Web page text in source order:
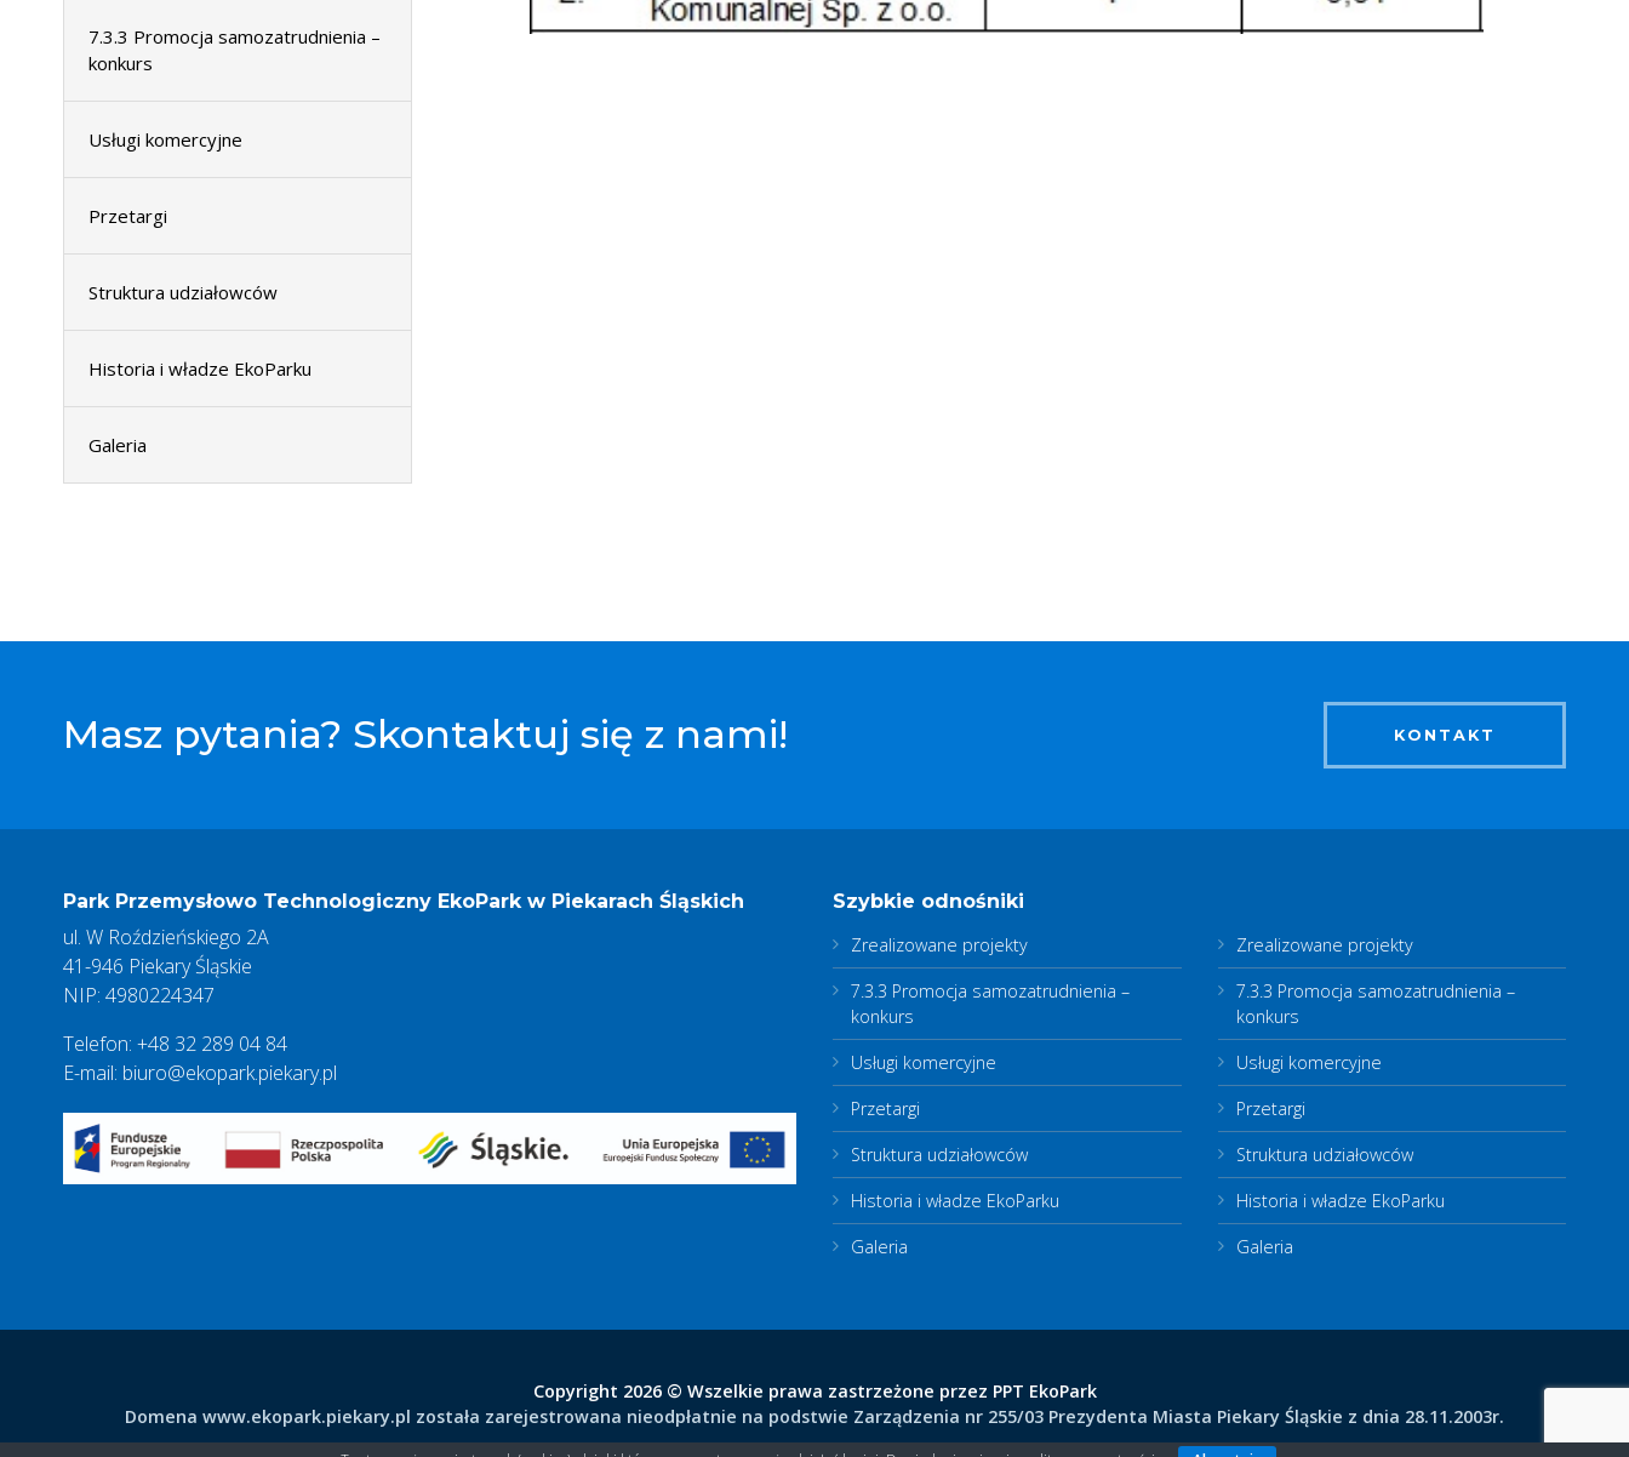
7.3.3 Promocja samozatrudnienia –
konkurs
Usługi komercyjne
Przetargi
Struktura udziałowców
Historia i władze EkoParku
Galeria
Masz pytania? Skontaktuj się z nami! KONTAKT
Park Przemysłowo Technologiczny EkoPark w Piekarach Śląskich
ul. W Roździeńskiego 2A
41-946 Piekary Śląskie
NIP: 4980224347
Telefon: +48 32 289 04 84
E-mail: biuro@ekopark.piekary.pl
Szybkie odnośniki
Zrealizowane projekty
7.3.3 Promocja samozatrudnienia –
konkurs
Usługi komercyjne
Przetargi
Struktura udziałowców
Historia i władze EkoParku
Galeria
Zrealizowane projekty
7.3.3 Promocja samozatrudnienia –
konkurs
Usługi komercyjne
Przetargi
Struktura udziałowców
Historia i władze EkoParku
Galeria
Copyright 2026 © Wszelkie prawa zastrzeżone przez PPT EkoPark
Domena www.ekopark.piekary.pl została zarejestrowana nieodpłatnie na podstwie Zarządzenia nr 255/03 Prezydenta Miasta Piekary Śląskie z dnia 28.11.2003r.